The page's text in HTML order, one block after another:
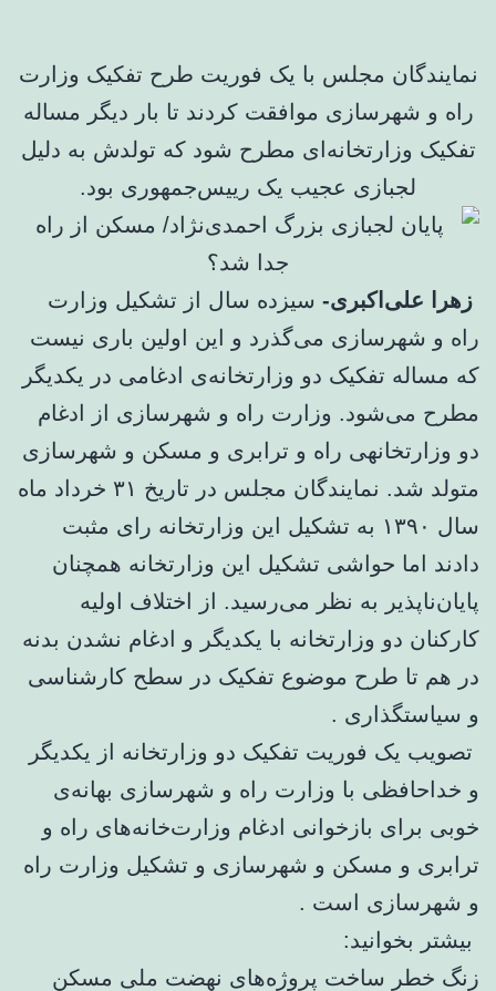
نمایندگان مجلس با یک فوریت طرح تفکیک وزارت
راه و شهرسازی موافقت کردند تا بار دیگر مساله
تفکیک وزارتخانه‌ای مطرح شود که تولدش به دلیل
لجبازی عجیب یک رییس‌جمهوری بود.
زهرا علی‌اکبری- سیزده سال از تشکیل وزارت
راه و شهرسازی می‌گذرد و این اولین باری نیست
که مساله تفکیک دو وزارتخانه‌ی ادغامی در یکدیگر
مطرح می‌شود. وزارت راه و شهرسازی از ادغام
دو وزارتخانه‎ی راه و ترابری و مسکن و شهرسازی
متولد شد. نمایندگان مجلس در تاریخ ۳۱ خرداد ماه
سال ۱۳۹۰ به تشکیل این وزارتخانه رای مثبت
دادند اما حواشی تشکیل این وزارتخانه همچنان
پایان‌ناپذیر به نظر می‌رسید. از اختلاف اولیه
در هم تا طرح موضوع تفکیک در سطح کارشناسی
و سیاستگذاری .
تصویب یک فوریت تفکیک دو وزارتخانه از یکدیگر
و خداحافظی با وزارت راه و شهرسازی بهانه‌ی
خوبی برای بازخوانی ادغام وزارت‌خانه‌های راه و
ترابری و مسکن و شهرسازی و تشکیل وزارت راه
و شهرسازی است .
بیشتر بخوانید:
زنگ خطر ساخت پروژه‌های نهضت ملی مسکن